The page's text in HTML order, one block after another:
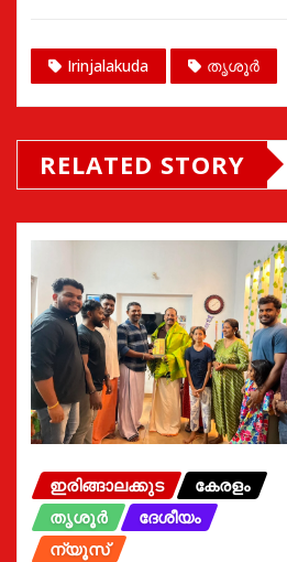
Irinjalakuda തൃശൂർ
RELATED STORY
ഇരിങ്ങാലക്കുട
കേരളം
തൃശൂർ
ദേശീയം
ന്യൂസ്